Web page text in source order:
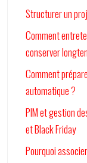
Structurer un
Comment
conserver
Comment
automatique ?
PIM et gestion
et Black Friday
Pourquoi